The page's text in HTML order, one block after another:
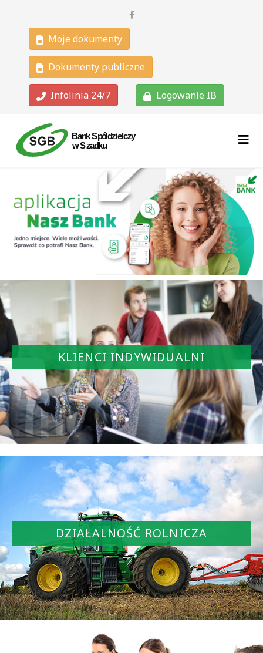
Moje dokumenty
Dokumenty publiczne
Infolinia 24/7 Logowanie IB
KLIENCI INDYWIDUALNI
KLIENCI INDYWIDUALNI
Bankowość elektroniczna
Kredyty
Karty płatnicze
DZIAŁALNOŚĆ ROLNICZA